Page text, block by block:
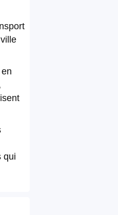
qui